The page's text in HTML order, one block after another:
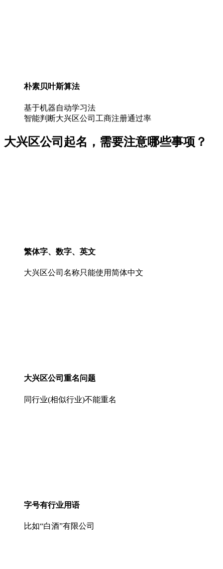
朴素贝叶斯算法
基于机器自动学习法
智能判断大兴区公司工商注册通过率
大兴区公司起名，需要注意哪些事项？
繁体字、数字、英文
大兴区公司名称只能使用简体中文
大兴区公司重名问题
同行业(相似行业)不能重名
字号有行业用语
比如“白酒”有限公司